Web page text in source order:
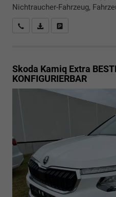
Nichtraucher-Fahrzeug,
Rückrufbitte absenden
PDF-Datei,
Skoda Kamiq Extra
KONFIGURIERBAR